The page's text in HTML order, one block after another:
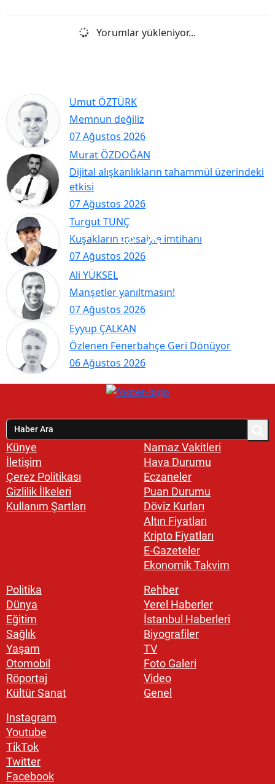
Yorumlar yükleniyor...
Umut ÖZTÜRK
07 Ağustos 2026
Memnun değiliz
Murat ÖZDOĞAN
07 Ağustos 2026
Dijital alışkanlıkların tahammül üzerindeki
etkisi
Turgut TUNÇ
07 Ağustos 2026
Kuşakların mesaiyle imtihanı
Ali YÜKSEL
07 Ağustos 2026
Manşetler yanıltmasın!
Eyyup ÇALKAN
06 Ağustos 2026
Özlenen Fenerbahçe Geri Dönüyor
Künye
İletişim
Çerez Politikası
Gizlilik İlkeleri
Kullanım Şartları
Namaz Vakitleri
Hava Durumu
Eczaneler
Puan Durumu
Döviz Kurları
Altın Fiyatları
Kripto Fiyatları
E-Gazeteler
Ekonomik Takvim
Politika
Dünya
Eğitim
Sağlık
Yaşam
Otomobil
Röportaj
Kültür Sanat
Rehber
Yerel Haberler
İstanbul Haberleri
Biyografiler
TV
Foto Galeri
Video
Genel
Instagram
Youtube
TikTok
Twitter
Facebook